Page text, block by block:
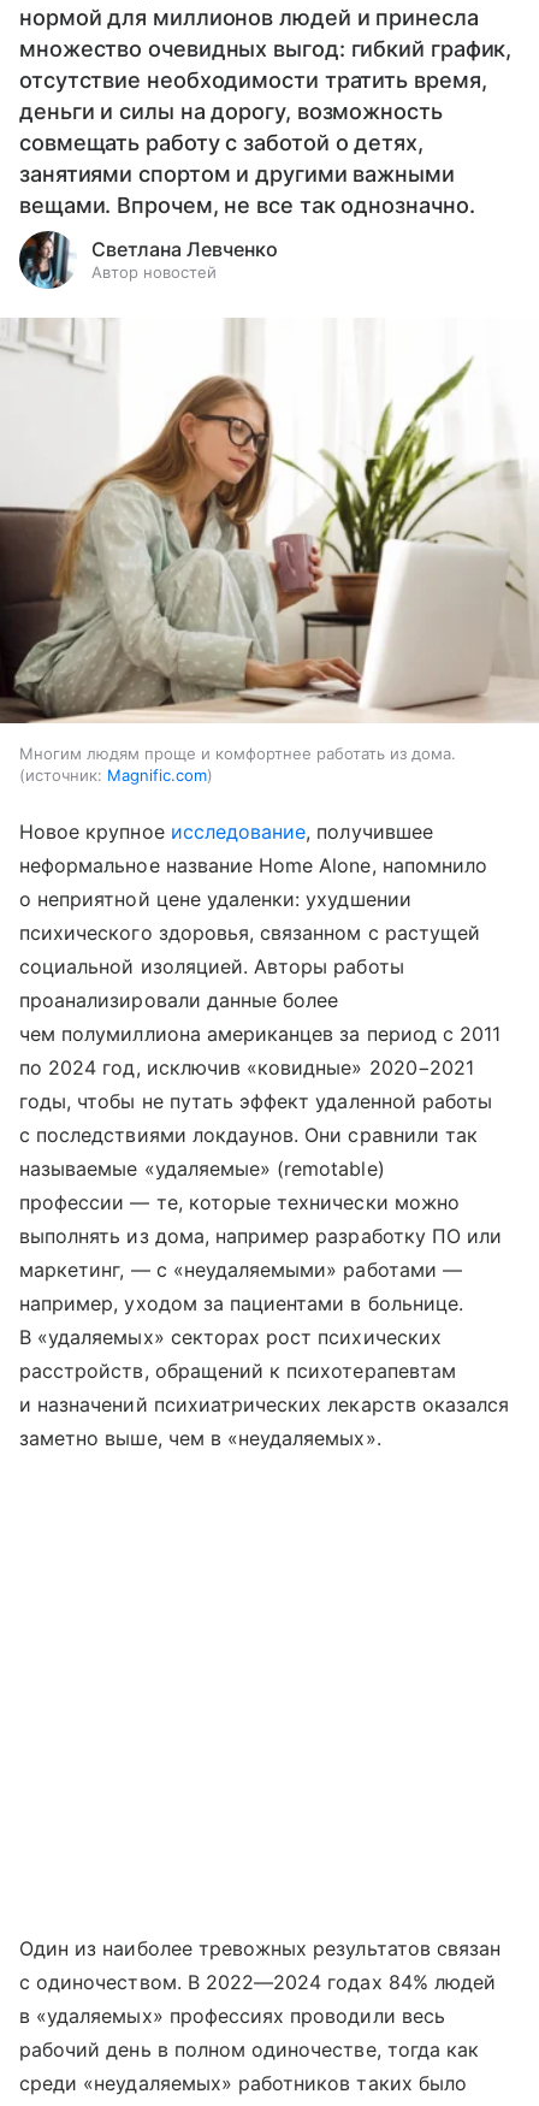
нормой для миллионов людей и принесла
множество очевидных выгод: гибкий график,
отсутствие необходимости тратить время,
деньги и силы на дорогу, возможность
совмещать работу с заботой о детях,
занятиями спортом и другими важными
вещами. Впрочем, не все так однозначно.
Светлана Левченко
Автор новостей
Многим людям проще и комфортнее работать из дома.
источник: Magnific.com
Новое крупное исследование, получившее
неформальное название Home Alone, напомнило
о неприятной цене удаленки: ухудшении
психического здоровья, связанном с растущей
социальной изоляцией. Авторы работы
проанализировали данные более
чем полумиллиона американцев за период с 2011
по 2024 год, исключив «ковидные» 2020−2021
годы, чтобы не путать эффект удаленной работы
с последствиями локдаунов. Они сравнили так
называемые «удаляемые» (remotable)
профессии — те, которые технически можно
выполнять из дома, например разработку ПО или
маркетинг, — с «неудаляемыми» работами —
например, уходом за пациентами в больнице.
В «удаляемых» секторах рост психических
расстройств, обращений к психотерапевтам
и назначений психиатрических лекарств оказался
заметно выше, чем в «неудаляемых».
Один из наиболее тревожных результатов связан
с одиночеством. В 2022—2024 годах 84% людей
в «удаляемых» профессиях проводили весь
рабочий день в полном одиночестве, тогда как
среди «неудаляемых» работников таких было